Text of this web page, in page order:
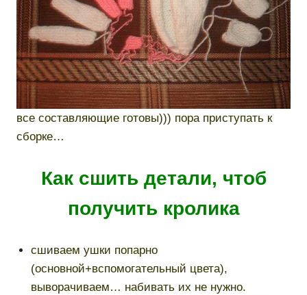
все составляющие готовы))) пора приступать к
сборке…
Как сшить детали, чтоб
получить кролика
сшиваем ушки попарно
(основной+вспомогательный цвета),
выворачиваем… набивать их не нужно.